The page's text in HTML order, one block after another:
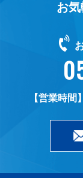
お気